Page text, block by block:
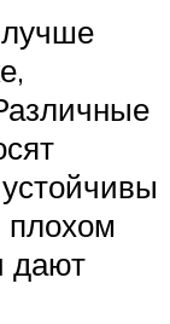
плохом
дают